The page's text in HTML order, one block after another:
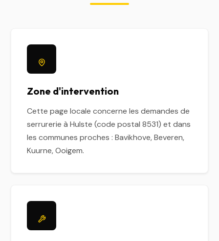
Zone d'intervention
Cette page locale concerne les demandes de
serrurerie à Hulste (code postal 8531) et dans
les communes proches : Bavikhove, Beveren,
Kuurne, Ooigem.